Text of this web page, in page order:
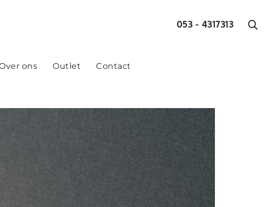
053 - 4317313
ons Outlet Contact